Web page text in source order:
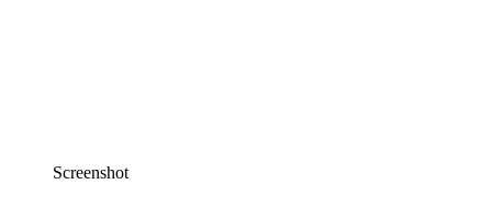
Screenshot